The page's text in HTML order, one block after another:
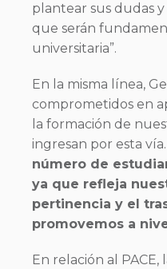
plantear sus dudas
que serán
universitaria”.
En la misma línea,
comprometidos en
la formación de
ingresan por esta
número de
ya que refleja
pertinencia y el
promovemos a
En relación al